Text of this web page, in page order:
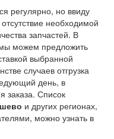
регулярно, но ввиду
необходимой
запчастей. В
мы можем предложить
выбранной
случаев отгрузка
день, в
заказа. Список
и других регионах,
можно узнать в